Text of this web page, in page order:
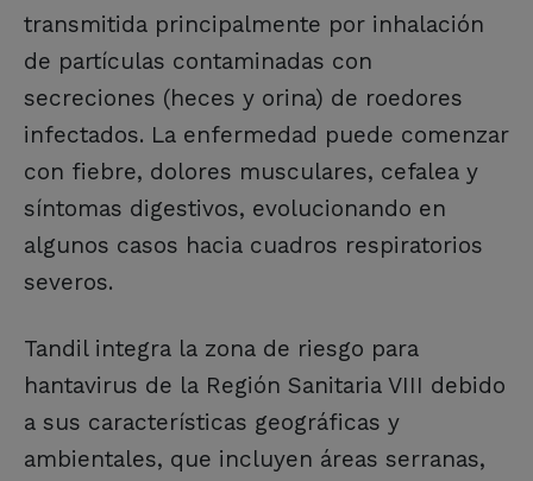
transmitida principalmente por inhalación
de partículas contaminadas con
secreciones (heces y orina) de roedores
infectados. La enfermedad puede comenzar
con fiebre, dolores musculares, cefalea y
síntomas digestivos, evolucionando en
algunos casos hacia cuadros respiratorios
severos.
Tandil integra la zona de riesgo para
hantavirus de la Región Sanitaria VIII debido
a sus características geográficas y
ambientales, que incluyen áreas serranas,